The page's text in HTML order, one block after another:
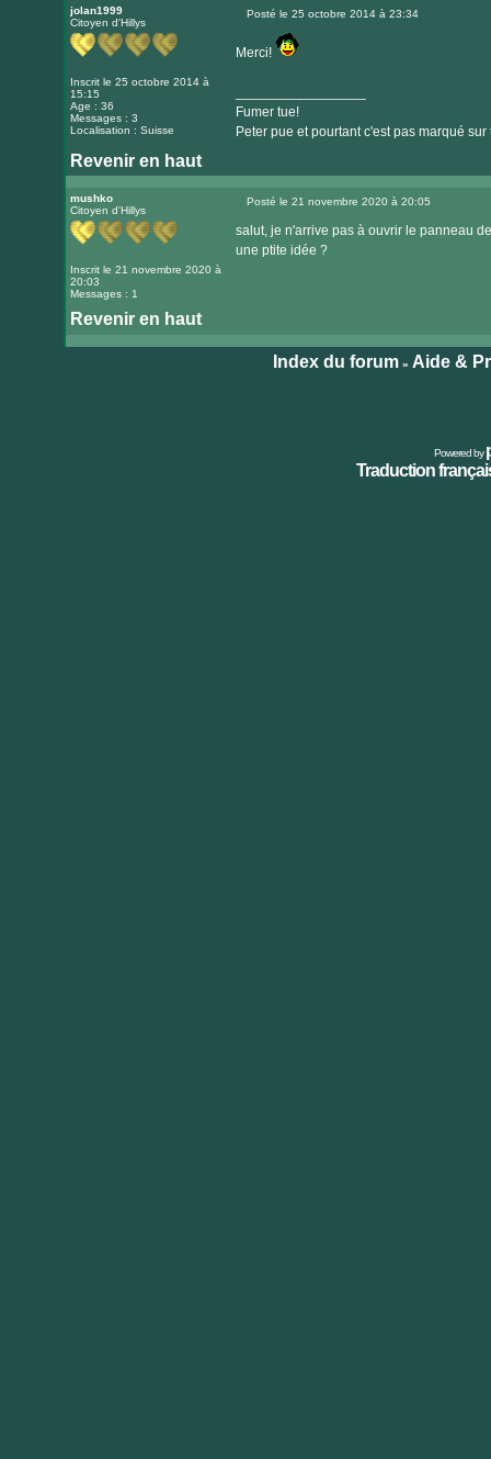
le
jolan1999
Citoyen d'Hillys
Inscrit le 25 octobre 2014 à
15:15
Age : 36
Messages : 3
Localisation : Suisse
Posté le 25 octobre 2014 à 23:34
Merci!
Fumer tue!
Peter pue et pourtant c'est pas marqué sur
Revenir en haut
mushko
Citoyen d'Hillys
Inscrit le 21 novembre 2020 à
20:03
Messages : 1
Posté le 21 novembre 2020 à 20:05
salut, je n'arrive pas à ouvrir le panneau
une ptite idée ?
Revenir en haut
Index du forum» Aide &
Powered by
Traduction